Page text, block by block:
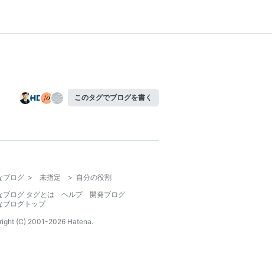
このタグでブログを書く
ブログ > 未指定 > 自分の役割
ブログ タグとは
ヘルプ
開発ブログ
ブログトップ
(C) 2001-2026 Hatena.